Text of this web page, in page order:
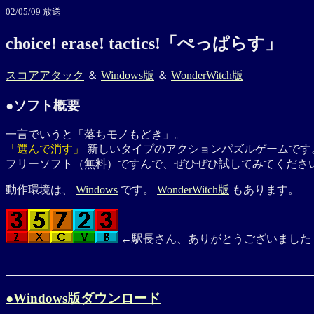
02/05/09 放送
choice! erase! tactics!「ぺっぱらす」
スコアアタック ＆ Windows版 ＆ WonderWitch版
●ソフト概要
一言でいうと「落ちモノもどき」。
「選んで消す」 新しいタイプのアクションパズルゲームです
フリーソフト（無料）ですんで、ぜひぜひ試してみてくださ
動作環境は、 Windows です。 WonderWitch版 もあります。
←駅長さん、ありがとうございました
●Windows版ダウンロード